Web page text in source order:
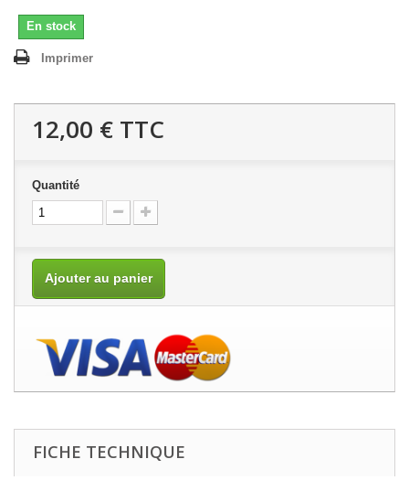
En stock
Imprimer
12,00 € TTC
Quantité
Ajouter au panier
FICHE TECHNIQUE